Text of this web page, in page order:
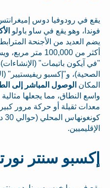
فوندا، وهو يقع في ساو باولو
يضم العديد من الأجنحة
أكثر من 100,000 متر مربع، ويستضيف
"في آيكون باتيمات"
الصحية)، و"إكسبو ريفيستيير"
المكان الوصول المباشر إلى
واسع النطاق، مما يجعلها
معدات ثقيلة أو حركة مرور
الإقليميين.
إكسبو سنتر